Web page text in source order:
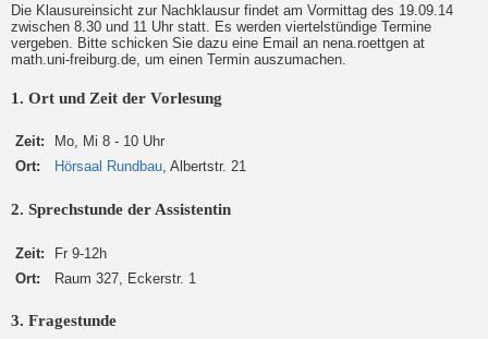
Die Klausureinsicht zur Nachklausur findet am Vormittag des 19.09.14
zwischen 8.30 und 11 Uhr statt. Es werden viertelstündige Termine
vergeben. Bitte schicken Sie dazu eine Email an nena.roettgen at
math.uni-freiburg.de, um einen Termin auszumachen.
1. Ort und Zeit der Vorlesung
Zeit:
Mo, Mi 8 - 10 Uhr
Ort:
Hörsaal Rundbau, Albertstr. 21
2. Sprechstunde der Assistentin
Zeit:
Fr 9-12h
Ort:
Raum 327, Eckerstr. 1
3. Fragestunde